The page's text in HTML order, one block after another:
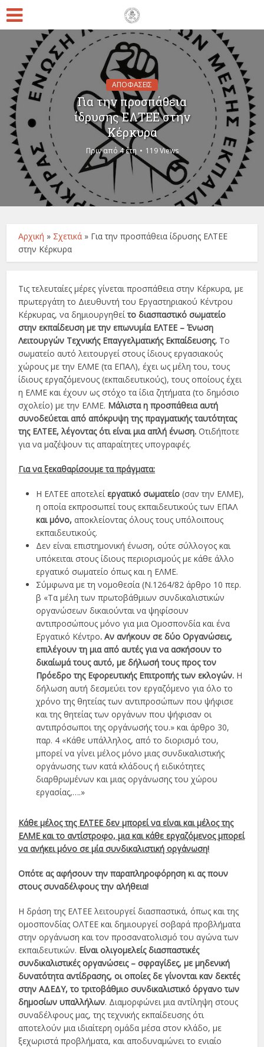
ΑΠΟΦΑΣΕΙΣ
Για την προσπάθεια
ίδρυσης ΕΛΤΕΕ στην
Κέρκυρα
Πριν από 4 έτη 119 Views
Αρχική » Σχετικά » Για την προσπάθεια ίδρυσης ΕΛΤΕΕ
στην Κέρκυρα
Τις τελευταίες μέρες γίνεται προσπάθεια στην Κέρκυρα, με
πρωτεργάτη το Διευθυντή του Εργαστηριακού Κέντρου
Κέρκυρας, να δημιουργηθείτο διασπαστικό σωματείο
στην εκπαίδευση με την επωνυμία ΕΛΤΕΕ – Ένωση
Λειτουργών Τεχνικής Επαγγελματικής Εκπαίδευσης. Το
σωματείο αυτό λειτουργεί στους ίδιους εργασιακούς
χώρους με την ΕΛΜΕ (τα ΕΠΑΛ), έχει ως μέλη του, τους
ίδιους εργαζόμενους (εκπαιδευτικούς), τους οποίους έχει
η ΕΛΜΕ και έχουν ως στόχο τα ίδια ζητήματα (το δημόσιο
σχολείο) με την ΕΛΜΕ. Μάλιστα η προσπάθεια αυτή
συνοδεύεται από απόκρυψη της πραγματικής ταυτότητας
της ΕΛΤΕΕ, λέγοντας ότι είναι μια απλή ένωση.Οτιδήποτε
για να μαζέψουν τις απαραίτητες υπογραφές.
Για να ξεκαθαρίσουμε τα πράγματα:
Η ΕΛΤΕΕ αποτελείεργατικό σωματείο(σαν την ΕΛΜΕ),
η οποία εκπροσωπεί τους εκπαιδευτικούς των ΕΠΑΛ
και μόνο, αποκλείοντας όλους τους υπόλοιπους
εκπαιδευτικούς.
Δεν είναι επιστημονική ένωση, ούτε σύλλογος και
υπόκειται στους ίδιους περιορισμούς με κάθε άλλο
εργατικό σωματείο όπως και η ΕΛΜΕ.
Σύμφωνα με τη νομοθεσία (Ν.1264/82 άρθρο 10 περ.
β «Τα μέλη των πρωτοβάθμιων συνδικαλιστικών
οργανώσεων δικαιούνται να ψηφίσουν
αντιπροσώπους μόνο για μια Ομοσπονδία και ένα
Εργατικό Κέντρο. Αν ανήκουν σε δύο Οργανώσεις,
επιλέγουν τη μια από αυτές για να ασκήσουν το
δικαίωμά τους αυτό, με δήλωσή τους προς τον
Πρόεδρο της Εφορευτικής Επιτροπής των εκλογών. Η
δήλωση αυτή δεσμεύει τον εργαζόμενο για όλο το
χρόνο της θητείας των αντιπροσώπων που ψήφισε
και της θητείας των οργάνων που ψήφισαν οι
αντιπρόσωποι της οργάνωσής του.» και άρθρο 30,
παρ. 4 «Κάθε υπάλληλος, από το διορισμό του,
μπορεί να γίνει μέλος μόνο μιας συνδικαλιστικής
οργάνωσης των κατά κλάδους ή ειδικότητες
διαρθρωμένων και μιας οργάνωσης του χώρου
εργασίας,….»
Κάθε μέλος της ΕΛΤΕΕ δεν μπορεί να είναι και μέλος της
ΕΛΜΕ και το αντίστροφο, μια και κάθε εργαζόμενος μπορεί
να ανήκει μόνο σε μία συνδικαλιστική οργάνωση!
Οπότε ας αφήσουν την παραπληροφόρηση κι ας πουν
στους συναδέλφους την αλήθεια!
Η δράση της ΕΛΤΕΕ λειτουργεί διασπαστικά, όπως και της
ομοσπονδίας ΟΛΤΕΕ και δημιουργεί σοβαρά προβλήματα
στην οργάνωση και τον προσανατολισμό του αγώνα των
εκπαιδευτικών. Είναι ολιγομελείς διασπαστικές
συνδικαλιστικές οργανώσεις – σφραγίδες, με μηδενική
δυνατότητα αντίδρασης, οι οποίες δε γίνονται καν δεκτές
στην ΑΔΕΔΥ, το τριτοβάθμιο συνδικαλιστικό όργανο των
δημοσίων υπαλλήλων. Διαμορφώνει μια αντίληψη στους
συναδέλφους μας, της τεχνικής εκπαίδευσης ότι
αποτελούν μια ιδιαίτερη ομάδα μέσα στον κλάδο, με
ξεχωριστά προβλήματα, και αποδυναμώνει το ενιαίο